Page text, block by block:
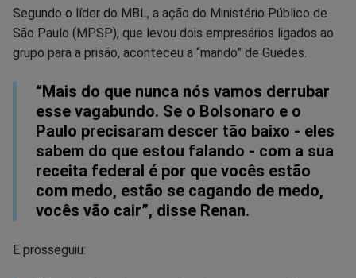
Segundo o líder do MBL, a ação do Ministério Público de
São Paulo (MPSP), que levou dois empresários ligados ao
grupo para a prisão, aconteceu a “mando” de Guedes.
“Mais do que nunca nós vamos derrubar
esse vagabundo. Se o Bolsonaro e o
Paulo precisaram descer tão baixo - eles
sabem do que estou falando - com a sua
receita federal é por que vocês estão
com medo, estão se cagando de medo,
vocês vão cair”, disse Renan.
E prosseguiu: